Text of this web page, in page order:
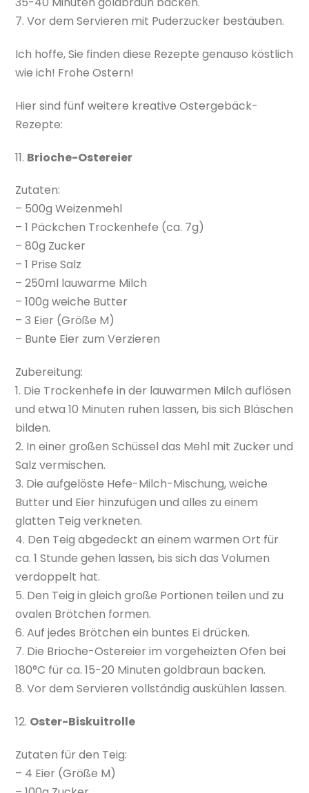
7. Vor dem Servieren mit Puderzucker bestäuben.
Ich hoffe, Sie finden diese Rezepte genauso köstlich
wie ich! Frohe Ostern!
Hier sind fünf weitere kreative Ostergebäck-
Rezepte:
11. Brioche-Ostereier
Zutaten:
– 500g Weizenmehl
– 1 Päckchen Trockenhefe (ca. 7g)
– 80g Zucker
– 1 Prise Salz
– 250ml lauwarme Milch
– 100g weiche Butter
– 3 Eier (Größe M)
– Bunte Eier zum Verzieren
Zubereitung:
1. Die Trockenhefe in der lauwarmen Milch auflösen
und etwa 10 Minuten ruhen lassen, bis sich Bläschen
bilden.
2. In einer großen Schüssel das Mehl mit Zucker und
Salz vermischen.
3. Die aufgelöste Hefe-Milch-Mischung, weiche
Butter und Eier hinzufügen und alles zu einem
glatten Teig verkneten.
4. Den Teig abgedeckt an einem warmen Ort für
ca. 1 Stunde gehen lassen, bis sich das Volumen
verdoppelt hat.
5. Den Teig in gleich große Portionen teilen und zu
ovalen Brötchen formen.
6. Auf jedes Brötchen ein buntes Ei drücken.
7. Die Brioche-Ostereier im vorgeheizten Ofen bei
180°C für ca. 15-20 Minuten goldbraun backen.
8. Vor dem Servieren vollständig auskühlen lassen.
12. Oster-Biskuitrolle
Zutaten für den Teig:
– 4 Eier (Größe M)